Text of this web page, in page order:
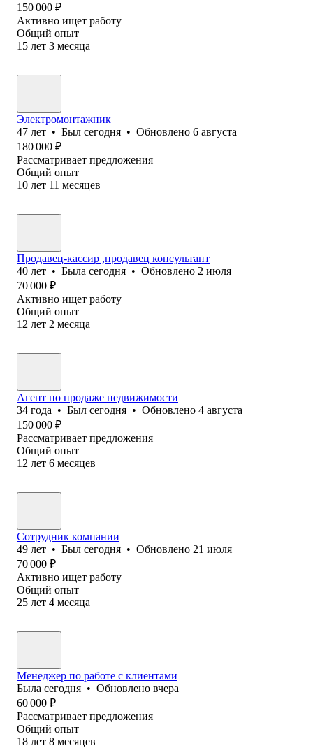
150 000 ₽
Активно ищет работу
Общий опыт
15 лет 3 месяца
Электромонтажник
47 лет • Был сегодня • Обновлено 6 августа
180 000 ₽
Рассматривает предложения
Общий опыт
10 лет 11 месяцев
Продавец-кассир ,продавец консультант
40 лет • Была сегодня • Обновлено 2 июля
70 000 ₽
Активно ищет работу
Общий опыт
12 лет 2 месяца
Агент по продаже недвижимости
34 года • Был сегодня • Обновлено 4 августа
150 000 ₽
Рассматривает предложения
Общий опыт
12 лет 6 месяцев
Сотрудник компании
49 лет • Был сегодня • Обновлено 21 июля
70 000 ₽
Активно ищет работу
Общий опыт
25 лет 4 месяца
Менеджер по работе с клиентами
Была сегодня • Обновлено вчера
60 000 ₽
Рассматривает предложения
Общий опыт
18 лет 8 месяцев